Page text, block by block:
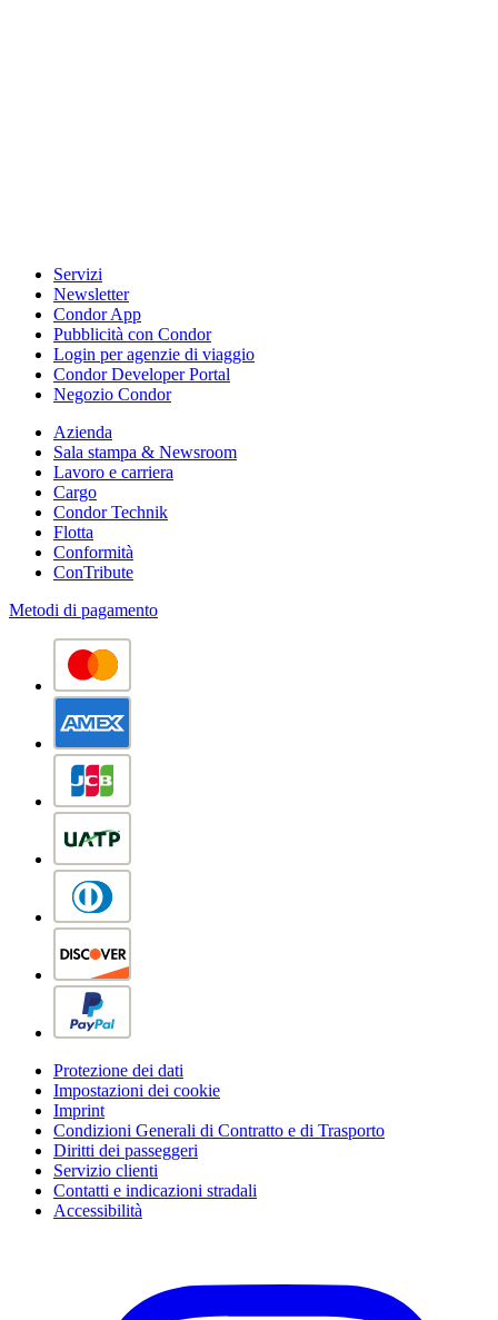
Servizi
Newsletter
Condor App
Pubblicità con Condor
Login per agenzie di viaggio
Condor Developer Portal
Negozio Condor
Azienda
Sala stampa & Newsroom
Lavoro e carriera
Cargo
Condor Technik
Flotta
Conformità
ConTribute
Metodi di pagamento
Protezione dei dati
Impostazioni dei cookie
Imprint
Condizioni Generali di Contratto e di Trasporto
Diritti dei passeggeri
Servizio clienti
Contatti e indicazioni stradali
Accessibilità